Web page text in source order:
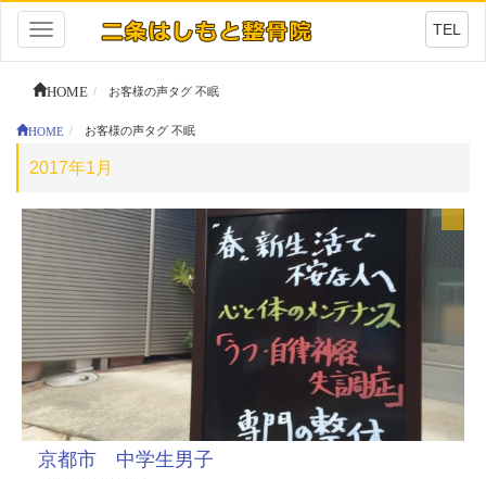
Toggle
navigation
TEL
HOME お客様の声タグ 不眠
HOME お客様の声タグ 不眠
2017年1月
京都市 中学生男子